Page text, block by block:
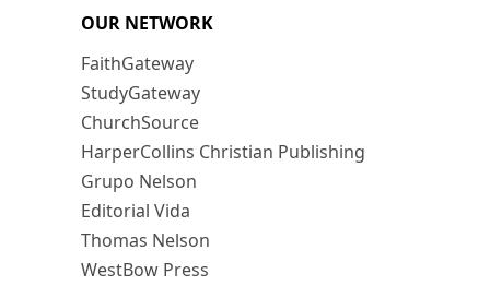
OUR NETWORK
FaithGateway
StudyGateway
ChurchSource
HarperCollins Christian Publishing
Grupo Nelson
Editorial Vida
Thomas Nelson
WestBow Press